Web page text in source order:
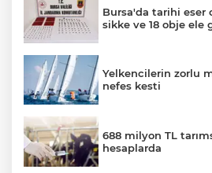
Bursa'da tarihi eser
sikke ve 18 obje ele
Yelkencilerin zorlu
nefes kesti
688 milyon TL
hesaplarda